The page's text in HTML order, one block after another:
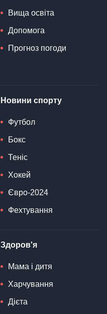
Вища освіта
Допомога
Прогноз погоди
Новини спорту
Футбол
Бокс
Теніс
Хокей
Євро-2024
Фехтування
Здоров'я
Мама і дитя
Харчування
Дієта